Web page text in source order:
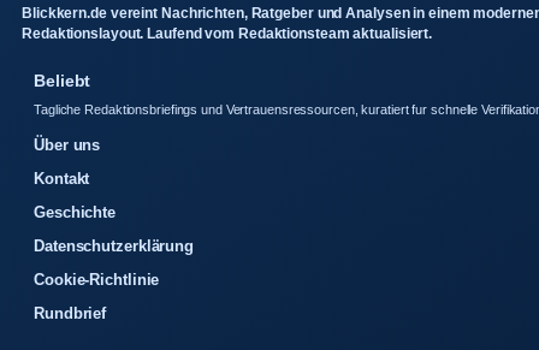
Blickkern.de vereint Nachrichten, Ratgeber und Analysen in einem
Redaktionslayout. Laufend vom Redaktionsteam aktualisiert.
Beliebt
Tagliche Redaktionsbriefings und Vertrauensressourcen, kuratiert fur schnelle
Über uns
Kontakt
Geschichte
Datenschutzerklärung
Cookie-Richtlinie
Rundbrief